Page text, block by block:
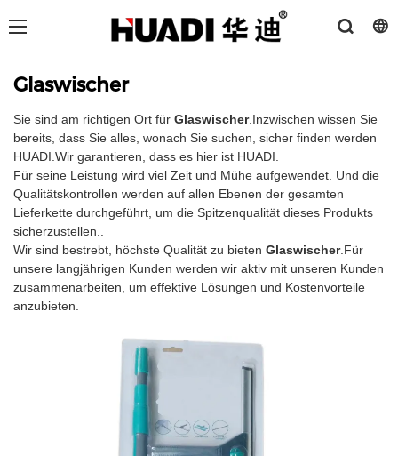
Glaswischer
Sie sind am richtigen Ort für Glaswischer.Inzwischen wissen Sie
bereits, dass Sie alles, wonach Sie suchen, sicher finden werden
HUADI.Wir garantieren, dass es hier ist HUADI.
Für seine Leistung wird viel Zeit und Mühe aufgewendet. Und die
Qualitätskontrollen werden auf allen Ebenen der gesamten
Lieferkette durchgeführt, um die Spitzenqualität dieses Produkts
sicherzustellen..
Wir sind bestrebt, höchste Qualität zu bieten Glaswischer.Für
unsere langjährigen Kunden werden wir aktiv mit unseren Kunden
zusammenarbeiten, um effektive Lösungen und Kostenvorteile
anzubieten.